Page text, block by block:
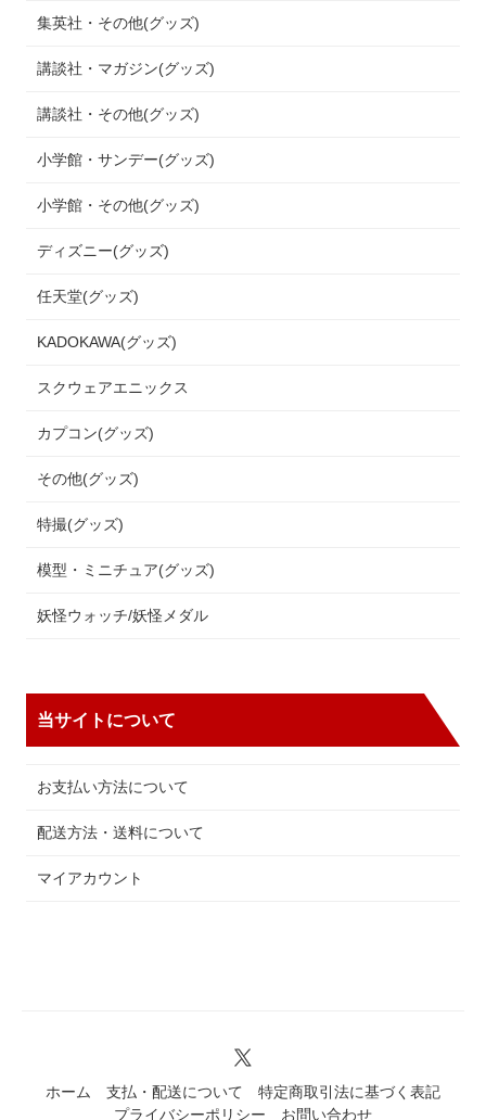
集英社・その他(グッズ)
講談社・マガジン(グッズ)
講談社・その他(グッズ)
小学館・サンデー(グッズ)
小学館・その他(グッズ)
ディズニー(グッズ)
任天堂(グッズ)
KADOKAWA(グッズ)
スクウェアエニックス
カプコン(グッズ)
その他(グッズ)
特撮(グッズ)
模型・ミニチュア(グッズ)
妖怪ウォッチ/妖怪メダル
当サイトについて
お支払い方法について
配送方法・送料について
マイアカウント
ホーム 支払・配送について
特定商取引法に基づく表記
プライバシーポリシー
お問い合わせ